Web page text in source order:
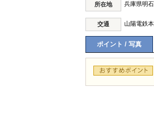
所在地 兵庫県明
交通 山陽電鉄
ポイント / 写真